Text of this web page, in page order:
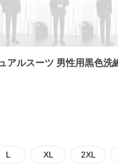
アルスーツ 男性用黒色洗
L XL 2XL